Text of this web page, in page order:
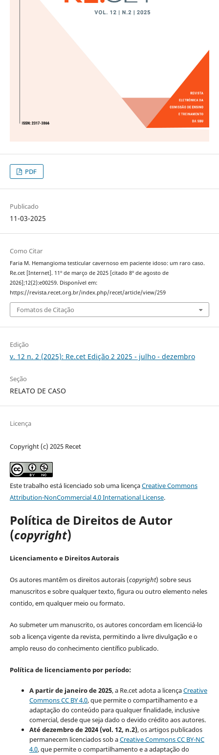
PDF
Publicado
11-03-2025
Como Citar
Faria M. Hemangioma testicular cavernoso em paciente idoso: um raro caso.
Re.cet [Internet]. 11º de março de 2025 [citado 8º de agosto de
2026];12(2):e00259. Disponível em:
https://revista.recet.org.br/index.php/recet/article/view/259
Fomatos de Citação
Edição
v. 12 n. 2 (2025): Re.cet Edição 2 2025 - julho - dezembro
Seção
RELATO DE CASO
Licença
Copyright (c) 2025 Recet
Este trabalho está licenciado sob uma licençaCreative Commons
Attribution-NonCommercial 4.0 International License.
Política de Direitos de Autor
(copyright)
Licenciamento e Direitos Autorais
Os autores mantêm os direitos autorais (copyright) sobre seus
manuscritos e sobre qualquer texto, figura ou outro elemento neles
contido, em qualquer meio ou formato.
Ao submeter um manuscrito, os autores concordam em licenciá-lo
sob a licença vigente da revista, permitindo a livre divulgação e o
amplo reuso do conhecimento científico publicado.
Política de licenciamento por período:
A partir de janeiro de 2025, a Re.cet adota a licençaCreative
Commons CC BY 4.0, que permite o compartilhamento e a
adaptação do conteúdo para qualquer finalidade, inclusive
comercial, desde que seja dado o devido crédito aos autores.
Até dezembro de 2024 (vol. 12, n.2), os artigos publicados
permanecem licenciados sob aCreative Commons CC BY-NC
4.0, que permite o compartilhamento e a adaptação do